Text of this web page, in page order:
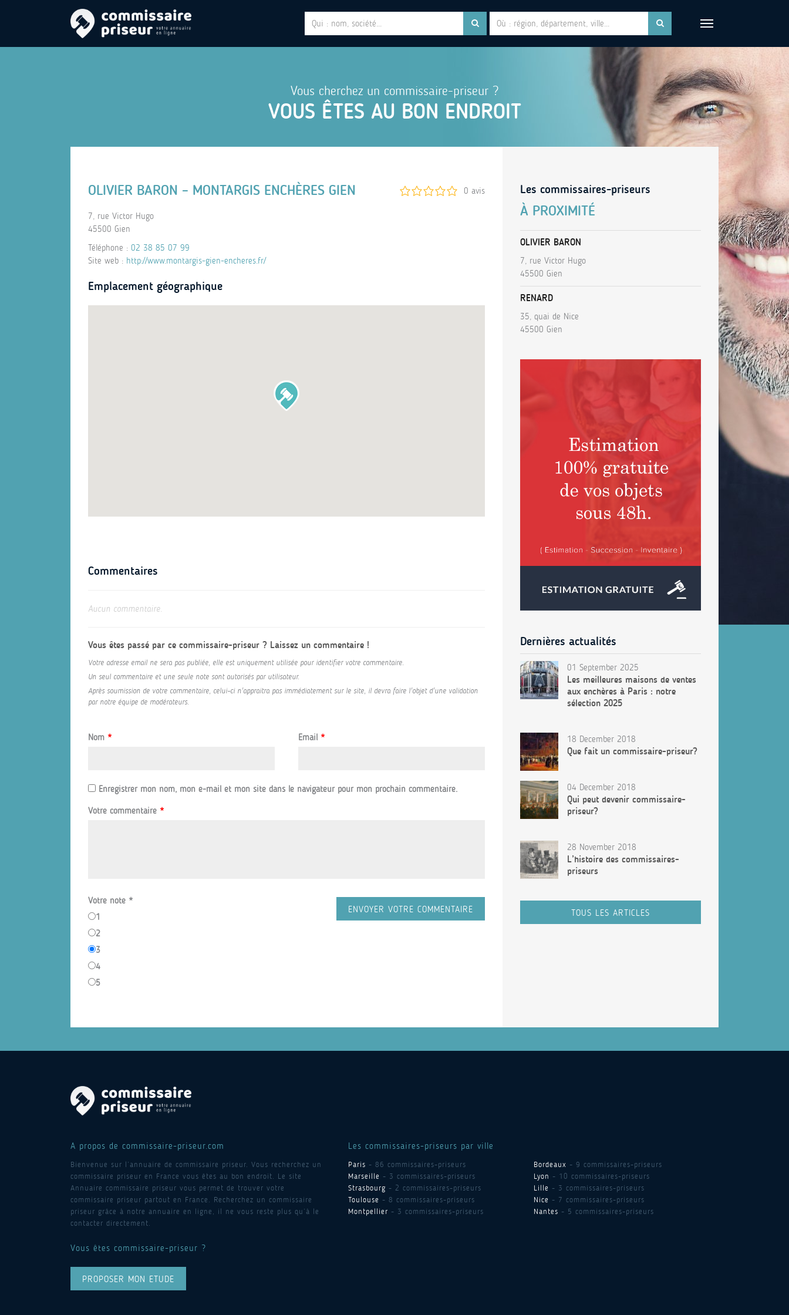
Vous cherchez un commissaire-priseur ?
VOUS ÊTES AU BON ENDROIT
0 avis
OLIVIER BARON – MONTARGIS ENCHÈRES GIEN
7, rue Victor Hugo
45500 Gien
Téléphone : 02 38 85 07 99
Site web : http://www.montargis-gien-encheres.fr/
Emplacement géographique
Commentaires
Aucun commentaire.
Vous êtes passé par ce commissaire-priseur ? Laissez un commentaire !
Votre adresse email ne sera pas publiée, elle est uniquement utilisée pour identifier votre commentaire.
Un seul commentaire et une seule note sont autorisés par utilisateur.
Après soumission de votre commentaire, celui-ci n'appraitra pas immédiatement sur le site, il devra faire l'objet d'une validation
par notre équipe de modérateurs.
Nom * Email *
Enregistrer mon nom, mon e-mail et mon site dans le navigateur pour mon prochain commentaire.
Votre commentaire *
Votre note *
1
2
3
4
5
Les commissaires-priseurs
À PROXIMITÉ
OLIVIER BARON
7, rue Victor Hugo
45500 Gien
RENARD
35, quai de Nice
45500 Gien
Dernières actualités
01 September 2025
Les meilleures maisons de ventes
aux enchères à Paris : notre
sélection 2025
18 December 2018
Que fait un commissaire-priseur?
04 December 2018
Qui peut devenir commissaire-
priseur?
28 November 2018
L’histoire des commissaires-
priseurs
TOUS LES ARTICLES
A propos de commissaire-priseur.com
Bienvenue sur l’annuaire de commissaire priseur. Vous recherchez un
commissaire priseur en France vous êtes au bon endroit. Le site
Annuaire commissaire priseur vous permet de trouver votre
commissaire priseur partout en France. Recherchez un commissaire
priseur grâce à notre annuaire en ligne, il ne vous reste plus qu’à le
contacter directement.
Vous êtes commissaire-priseur ?
PROPOSER MON ETUDE
Les commissaires-priseurs par ville
Paris - 86 commissaires-priseurs Bordeaux - 9 commissaires-priseurs
Marseille - 3 commissaires-priseurs Lyon - 10 commissaires-priseurs
Strasbourg - 2 commissaires-priseurs Lille - 3 commissaires-priseurs
Toulouse - 8 commissaires-priseurs Nice - 7 commissaires-priseurs
Montpellier - 3 commissaires-priseurs Nantes - 5 commissaires-priseurs